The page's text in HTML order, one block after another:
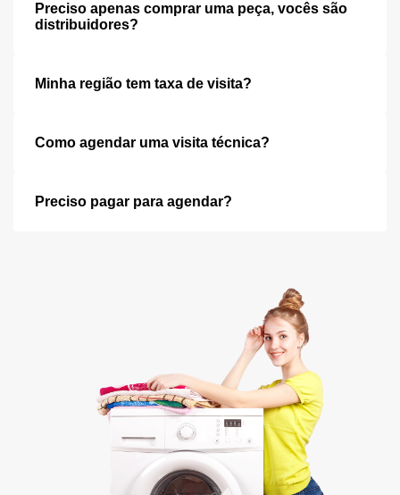
Preciso apenas comprar uma peça, vocês são
distribuidores?
Minha região tem taxa de visita?
Como agendar uma visita técnica?
Preciso pagar para agendar?